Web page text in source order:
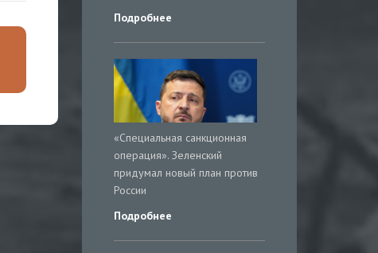
Подробнее
«Специальная санкционная
операция». Зеленский
придумал новый план против
России
Подробнее